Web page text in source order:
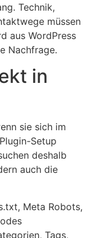
Technik,
müssen
aus WordPress
Nachfrage.
in
sie sich im
Setup
deshalb
auch die
Meta Robots,
Tags,